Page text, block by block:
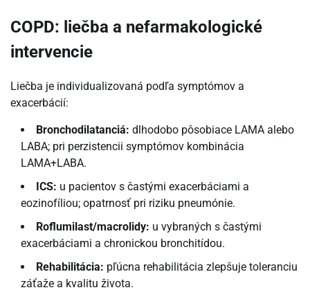
COPD: liečba a nefarmakologické
intervencie
Liečba je individualizovaná podľa symptómov a
exacerbácií:
Bronchodilatanciá: dlhodobo pôsobiace LAMA alebo
LABA; pri perzistencii symptómov kombinácia
LAMA+LABA.
ICS: u pacientov s častými exacerbáciami a
eozinofíliou; opatrnosť pri riziku pneumónie.
Roflumilast/macrolidy: u vybraných s častými
exacerbáciami a chronickou bronchitídou.
Rehabilitácia: pľúcna rehabilitácia zlepšuje toleranciu
záťaže a kvalitu života.